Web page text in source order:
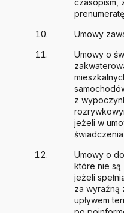
czasopism,
Umowy
Umowy o
z
jeżeli w
świadczenia
Umowy o
które nie są
jeżeli
za wyraźną
upływem